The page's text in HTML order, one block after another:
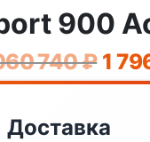
900
740₽
цена
1
Доставка